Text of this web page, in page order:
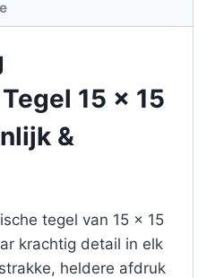
15 x 15
&
tegel van 15 x 15
krachtig detail in elk
heldere afdruk